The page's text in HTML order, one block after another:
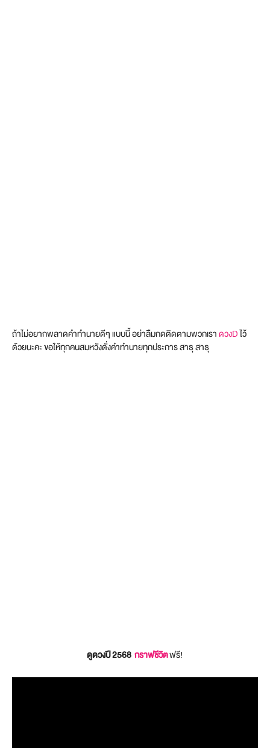
ถ้าไม่อยากพลาดคำทำนายดีๆ แบบนี้ อย่าลืมกดติดตามพวกเราดวงDไว้
ด้วยนะคะ ขอให้ทุกคนสมหวังดั่งคำทำนายทุกประการ สาธุ สาธุ
ดูดวงปี 2568 กราฟชีวิตฟรี!